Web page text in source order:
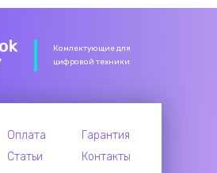
Комлектующие для
цифровой техники
Оплата
Гарантия
Статьи Контакты